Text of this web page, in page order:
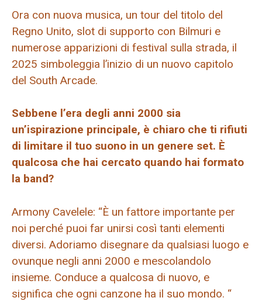
Ora con nuova musica, un tour del titolo del
Regno Unito, slot di supporto con Bilmuri e
numerose apparizioni di festival sulla strada, il
2025 simboleggia l’inizio di un nuovo capitolo
del South Arcade.
Sebbene l’era degli anni 2000 sia
un’ispirazione principale, è chiaro che ti rifiuti
di limitare il tuo suono in un genere set. È
qualcosa che hai cercato quando hai formato
la band?
Armony Cavelele: “È un fattore importante per
noi perché puoi far unirsi così tanti elementi
diversi. Adoriamo disegnare da qualsiasi luogo e
ovunque negli anni 2000 e mescolandolo
insieme. Conduce a qualcosa di nuovo, e
significa che ogni canzone ha il suo mondo. “